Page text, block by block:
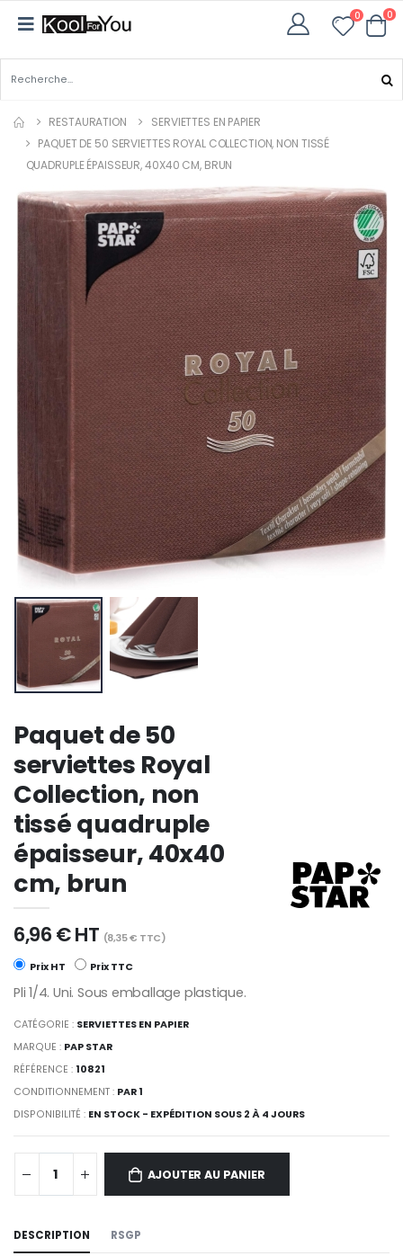
0 0
RESTAURATION
SERVIETTES EN PAPIER
PAQUET DE 50 SERVIETTES ROYAL COLLECTION, NON TISSÉ
QUADRUPLE ÉPAISSEUR, 40X40 CM, BRUN
Paquet de 50
serviettes Royal
Collection, non
tissé quadruple
épaisseur, 40x40
cm, brun
6,96 € HT (8,35 € TTC)
Prix HT Prix TTC
Pli 1/4. Uni. Sous emballage plastique.
CATÉGORIE : SERVIETTES EN PAPIER
MARQUE : PAP STAR
RÉFÉRENCE : 10821
CONDITIONNEMENT : PAR 1
DISPONIBILITÉ : EN STOCK - EXPÉDITION SOUS 2 À 4 JOURS
AJOUTER AU PANIER
DESCRIPTION RSGP